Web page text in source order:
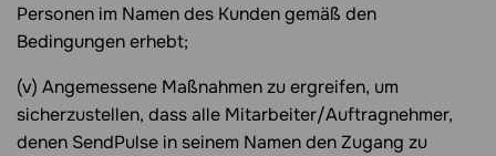
Personen im Namen des Kunden gemäß den
Bedingungen erhebt;
(v) Angemessene Maßnahmen zu ergreifen, um
sicherzustellen, dass alle Mitarbeiter/Auftragnehmer,
denen SendPulse in seinem Namen den Zugang zu